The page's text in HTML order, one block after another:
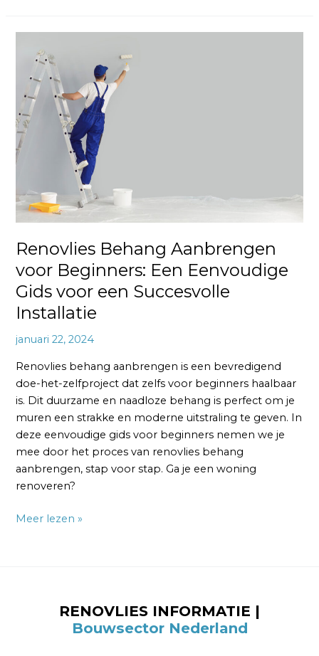
Renovlies Behang Aanbrengen
voor Beginners: Een Eenvoudige
Gids voor een Succesvolle
Installatie
januari 22, 2024
Renovlies behang aanbrengen is een bevredigend
doe-het-zelfproject dat zelfs voor beginners haalbaar
is. Dit duurzame en naadloze behang is perfect om je
muren een strakke en moderne uitstraling te geven. In
deze eenvoudige gids voor beginners nemen we je
mee door het proces van renovlies behang
aanbrengen, stap voor stap. Ga je een woning
renoveren?
Behang
Aanbrengen
voor
Beginners:
Een
Eenvoudige
Gids
een
Succesvolle
Meer lezen »
RENOVLIES INFORMATIE |
Bouwsector Nederland